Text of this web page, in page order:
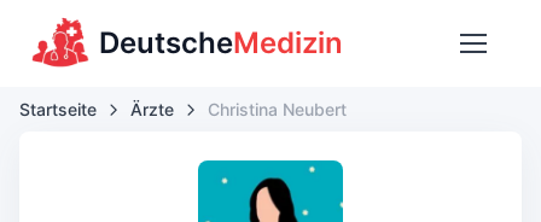
DeutscheMedizin
Startseite Ärzte Christina Neubert